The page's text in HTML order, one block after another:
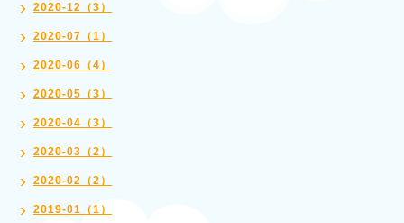
2020-12（3）
2020-07（1）
2020-06（4）
2020-05（3）
2020-04（3）
2020-03（2）
2020-02（2）
2019-01（1）